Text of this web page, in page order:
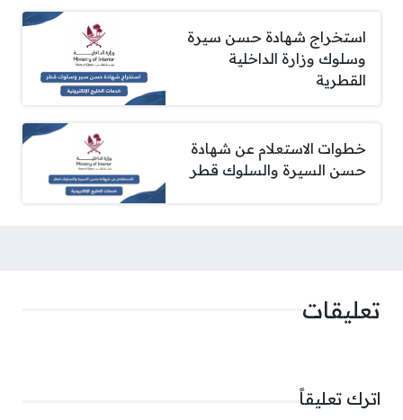
استخراج شهادة حسن سيرة
وسلوك وزارة الداخلية
القطرية
خطوات الاستعلام عن شهادة
حسن السيرة والسلوك قطر
تعليقات
اترك تعليقاً